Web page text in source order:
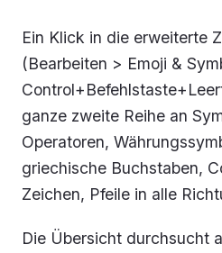
Ein Klick in die erweiterte
(Bearbeiten > Emoji &
ganze zweite Reihe an
Operatoren,
griechische Buchstaben,
Zeichen, Pfeile in alle
Die Übersicht durchsucht